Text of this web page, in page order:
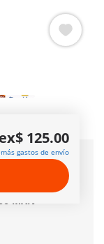
MXN
125.00
más gastos de envío